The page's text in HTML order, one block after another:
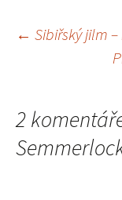
pro
← Sibiřský jilm
2